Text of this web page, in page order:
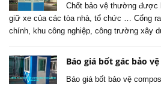
Chốt bảo vệ thường được
giữ xe của các tòa nhà, tổ chức … Cổng
chính, khu công nghiệp, công trường xây
Báo giá bốt gác bảo
Báo giá bốt bảo vệ